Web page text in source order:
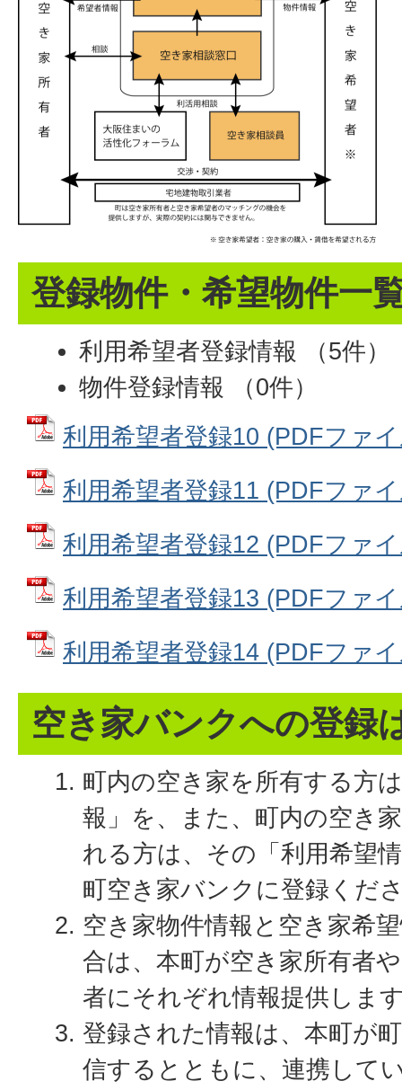
登録物件・希望物件一
利用希望者登録情報 （5件）
物件登録情報 （0件）
利用希望者登録10 (PDFファ
利用希望者登録11 (PDFファ
利用希望者登録12 (PDFファ
利用希望者登録13 (PDFファ
利用希望者登録14 (PDFファ
空き家バンクへの登録
町内の空き家を所有する方
報」を、また、町内の空き
れる方は、その「利用希望
町空き家バンクに登録くだ
空き家物件情報と空き家希
合は、本町が空き家所有者
者にそれぞれ情報提供しま
登録された情報は、本町が
信するとともに、連携して